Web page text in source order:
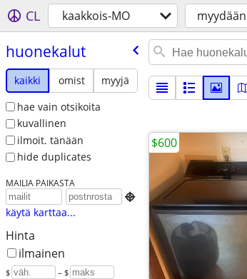
CL kaakkois-MO myydään
huonekalut
kaikki omist
myyjä
hae vain otsikoita
kuvallinen
ilmoit. tänään
hide duplicates
MAILIA PAIKASTA

käytä karttaa...
Hinta
ilmainen
$ – $
$600